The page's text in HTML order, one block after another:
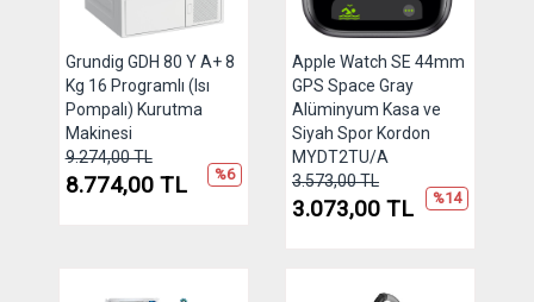
Grundig GDH 80 Y A+ 8
Kg 16 Programlı (Isı
Pompalı) Kurutma
Makinesi
9.274,00 TL
%6
8.774,00 TL
Apple Watch SE 44mm
GPS Space Gray
Alüminyum Kasa ve
Siyah Spor Kordon
MYDT2TU/A
3.573,00 TL
%14
3.073,00 TL